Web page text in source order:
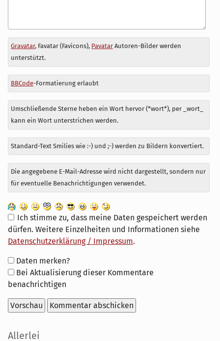
Antwort
zu
Gravatar, Favatar (Favicons), PavatarAutoren-Bilder werden
unterstützt.
BBCode-Formatierung erlaubt
Umschließende Sterne heben ein Wort hervor (*wort*), per _wort_
kann ein Wort unterstrichen werden.
Standard-Text Smilies wie :-) und ;-) werden zu Bildern konvertiert.
Die angegebene E-Mail-Adresse wird nicht dargestellt, sondern nur
für eventuelle Benachrichtigungen verwendet.
Ich stimme zu, dass meine Daten gespeichert werden
dürfen. Weitere Einzelheiten und Informationen siehe
Datenschutzerklärung / Impressum.
Formular-
Optionen
Daten merken?
Bei Aktualisierung dieser Kommentare
benachrichtigen
Seitenleiste
Allerlei